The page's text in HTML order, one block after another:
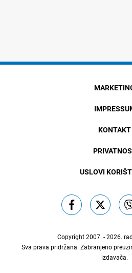
KONTAKT
USLOVI
Copyright 2007. - 2026.
Sva prava pridržana. Zabranjeno
izdavača.